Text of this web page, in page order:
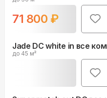
71 800 ₽
Jade DC white in все
до 45 м²